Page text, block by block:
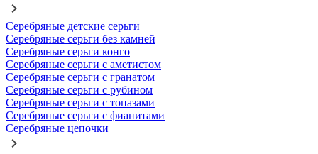
Серебряные детские серьги
Серебряные серьги без камней
Серебряные серьги конго
Серебряные серьги с аметистом
Серебряные серьги с гранатом
Серебряные серьги с рубином
Серебряные серьги с топазами
Серебряные серьги с фианитами
Серебряные цепочки